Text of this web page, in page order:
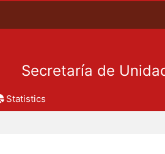
Secretaría de
Statistics